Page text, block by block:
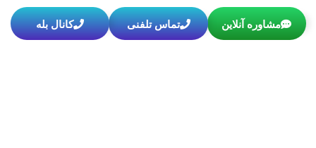
مشاوره آنلاین تماس تلفنی کانال بله